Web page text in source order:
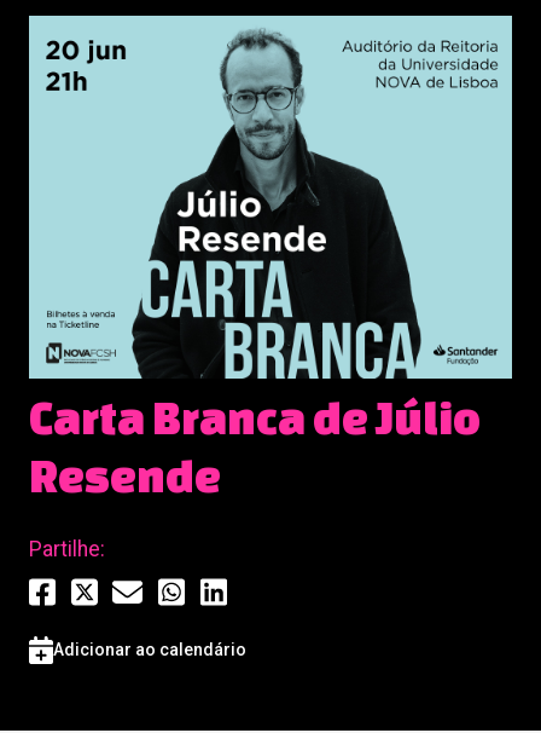
Carta Branca de Júlio
Resende
Partilhe:
Adicionar ao calendário